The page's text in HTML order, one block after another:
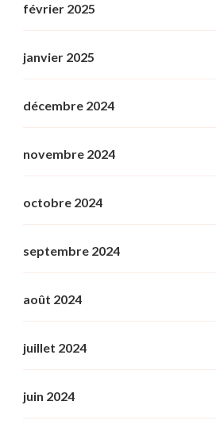
février 2025
janvier 2025
décembre 2024
novembre 2024
octobre 2024
septembre 2024
août 2024
juillet 2024
juin 2024